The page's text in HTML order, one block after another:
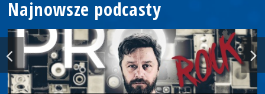
Najnowsze podcasty